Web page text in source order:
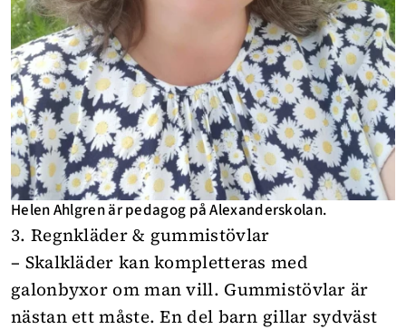
Helen Ahlgren är pedagog på Alexanderskolan.
3. Regnkläder & gummistövlar
– Skalkläder kan kompletteras med
galonbyxor om man vill. Gummistövlar är
nästan ett måste. En del barn gillar sydväst